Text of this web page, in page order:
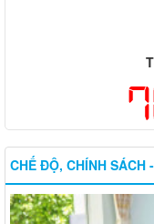
CHẾ ĐỘ, CHÍNH SÁCH